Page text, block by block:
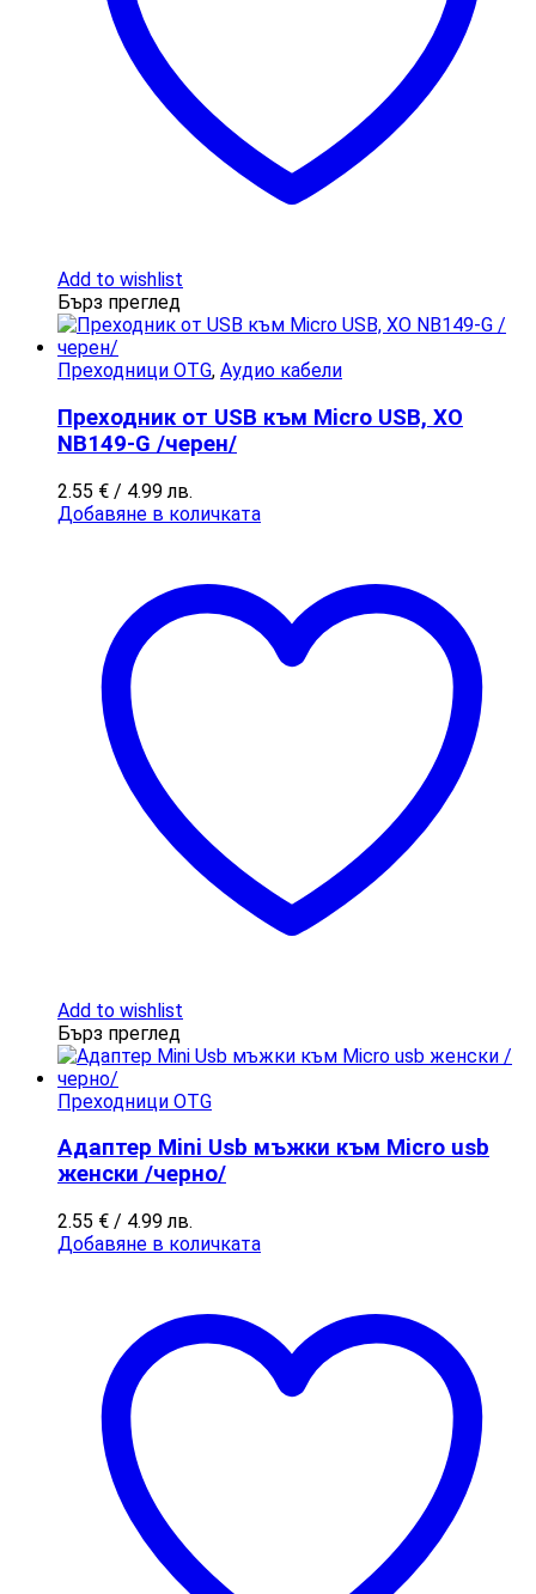
Add to wishlist
Бърз преглед
Преходници OTG, Аудио кабели
Преходник от USB към Micro USB, XO
NB149-G /черен/
2.55 € / 4.99 лв.
Добавяне в количката
Add to wishlist
Бърз преглед
Преходници OTG
Адаптер Mini Usb мъжки към Micro usb
женски /черно/
2.55 € / 4.99 лв.
Добавяне в количката